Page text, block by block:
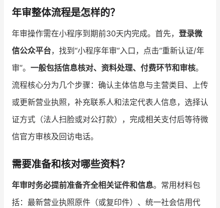
年审整体流程是怎样的？
年审操作需在小程序到期前30天内完成。首先， 登录微
信公众平台，找到“小程序年审”入口，点击“重新认证/年
审”。 一般包括信息核对、资料处理、付费环节和审核。
流程核心分为几个步骤：确认主体信息与主营类目、上传
或更新营业执照，补充联系人和法定代表人信息，选择认
证方式（法人扫脸或对公打款），完成相关支付后等待微
信官方审核及回访电话。
需要准备和核对哪些资料？
年审时务必提前准备齐全相关证件和信息。常用材料包
括：最新营业执照原件（或复印件）、统一社会信用代